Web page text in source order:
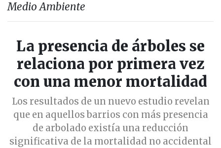
Medio Ambiente
La presencia de árboles se
relaciona por primera vez
con una menor mortalidad
Los resultados de un nuevo estudio revelan
que en aquellos barrios con más presencia
de arbolado existía una reducción
significativa de la mortalidad no accidental